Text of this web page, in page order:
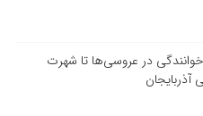
خوانندگی در عروسی‌ها تا شهرت